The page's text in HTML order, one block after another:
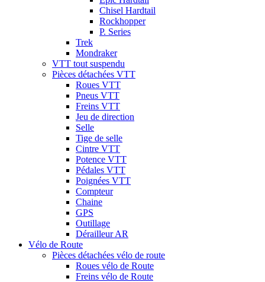
Chisel Hardtail
Rockhopper
P. Series
Trek
Mondraker
VTT tout suspendu
Pièces détachées VTT
Roues VTT
Pneus VTT
Freins VTT
Jeu de direction
Selle
Tige de selle
Cintre VTT
Potence VTT
Pédales VTT
Poignées VTT
Compteur
Chaine
GPS
Outillage
Dérailleur AR
Vélo de Route
Pièces détachées vélo de route
Roues vélo de Route
Freins vélo de Route